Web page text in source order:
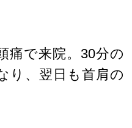
痛で来院。30分の
り、翌日も首肩の